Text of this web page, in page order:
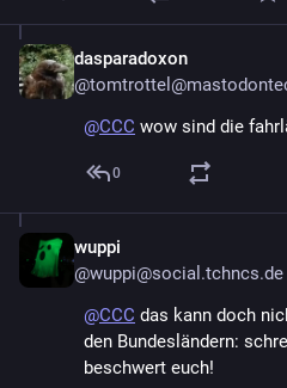
dasparadoxon
@CCC wow sind die
0
wuppi
@wuppi@social.tchncs.de
@CCC das kann doch
den Bundesländern:
beschwert euch!